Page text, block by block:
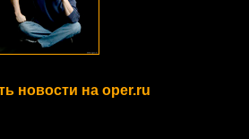
новости на oper.ru